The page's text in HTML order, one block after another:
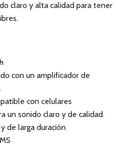
claro y alta calidad para tener
con un amplificador de
con celulares
un sonido claro y de calidad
de larga duración